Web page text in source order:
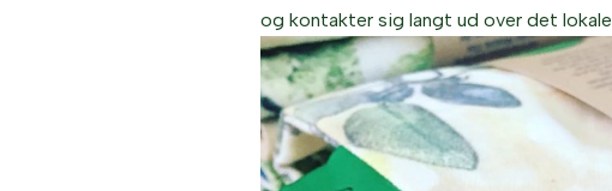
og kontakter sig langt ud over det